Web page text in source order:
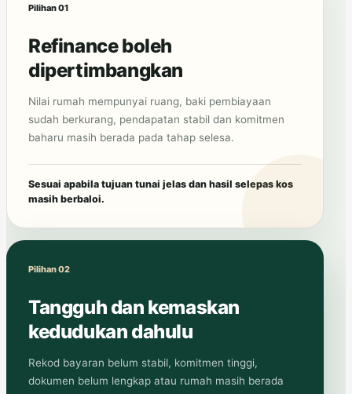
Pilihan 01
Refinance boleh
dipertimbangkan
Nilai rumah mempunyai ruang, baki pembiayaan
sudah berkurang, pendapatan stabil dan komitmen
baharu masih berada pada tahap selesa.
Sesuai apabila tujuan tunai jelas dan hasil selepas kos
masih berbaloi.
Pilihan 02
Tangguh dan kemaskan
kedudukan dahulu
Rekod bayaran belum stabil, komitmen tinggi,
dokumen belum lengkap atau rumah masih berada